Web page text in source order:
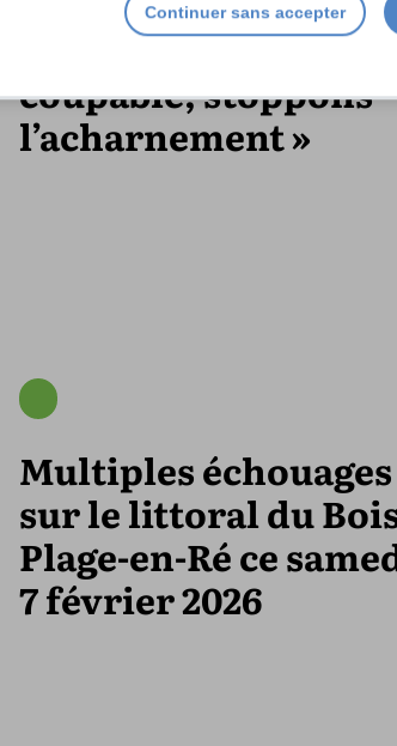
« Renard non
coupable, stoppons
l’acharnement »
Multiples échouages
sur le littoral du
Plage-en-Ré ce
7 février 2026
Continuer sans accepter